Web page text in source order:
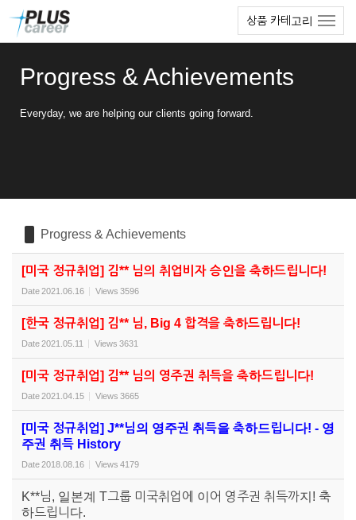
상품 카테고리
Progress & Achievements
Everyday, we are helping our clients going forward.
Progress & Achievements
[미국 정규취업] 김** 님의 취업비자 승인을 축하드립니다!
Date2021.06.16 Views 3596
[한국 정규취업] 김** 님, Big 4 합격을 축하드립니다!
Date2021.05.11 Views 3631
[미국 정규취업] 김** 님의 영주권 취득을 축하드립니다!
Date2021.04.15 Views 3665
[미국 정규취업] J**님의 영주권 취득을 축하드립니다! - 영
주권 취득 History
Date2018.08.16 Views 4179
K**님, 일본계 T그룹 미국취업에 이어 영주권 취득까지! 축
하드립니다.